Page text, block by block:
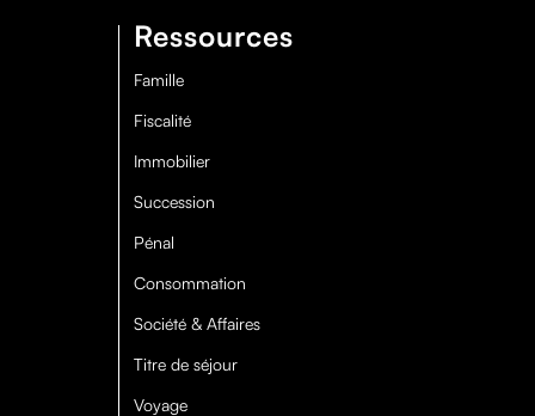
Ressources
Famille
Fiscalité
Immobilier
Succession
Pénal
Consommation
Société & Affaires
Titre de séjour
Voyage